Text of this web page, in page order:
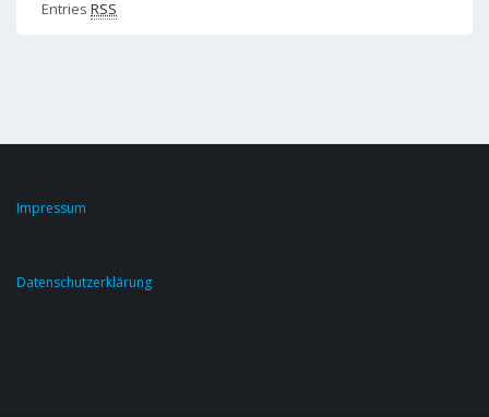
Entries RSS
Impressum
Datenschutzerklärung